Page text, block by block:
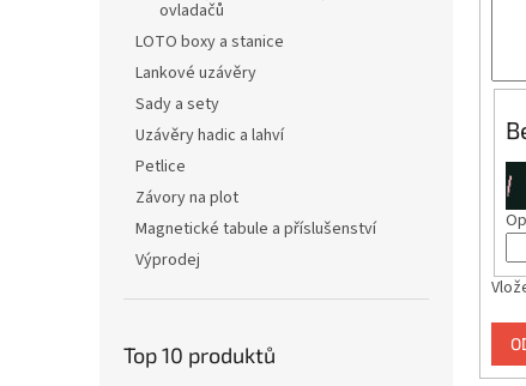
ovladačů
LOTO boxy a stanice
Lankové uzávěry
Sady a sety
Uzávěry hadic a lahví
Petlice
Závory na plot
Magnetické tabule a příslušenství
Výprodej
Top 10 produktů